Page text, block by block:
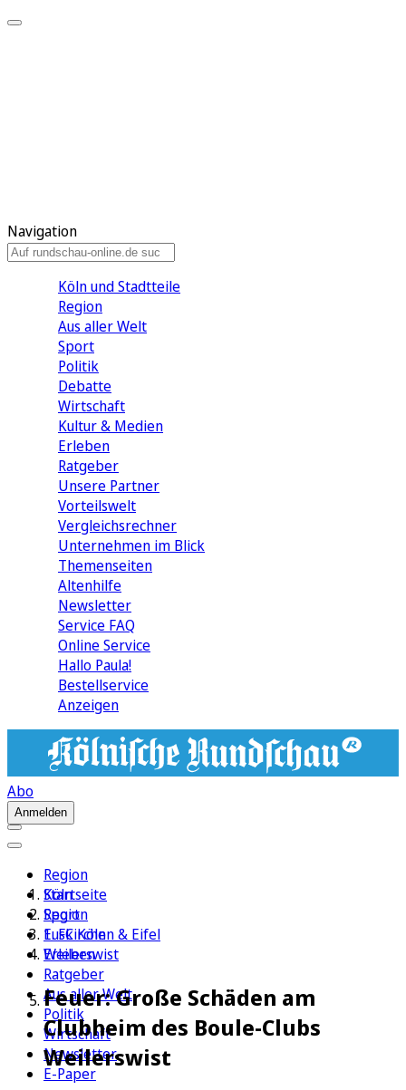
Navigation
Köln und Stadtteile
Region
Aus aller Welt
Sport
Politik
Debatte
Wirtschaft
Kultur & Medien
Erleben
Ratgeber
Unsere Partner
Vorteilswelt
Vergleichsrechner
Unternehmen im Blick
Themenseiten
Altenhilfe
Newsletter
Service FAQ
Online Service
Hallo Paula!
Bestellservice
Anzeigen
Abo
Anmelden
Region
Köln
Sport
1. FC Köln
Erleben
Ratgeber
Aus aller Welt
Politik
Wirtschaft
Newsletter
E-Paper
Startseite
Region
Euskirchen & Eifel
Weilerswist
Feuer: Große Schäden am
Clubheim des Boule-Clubs
Weilerswist